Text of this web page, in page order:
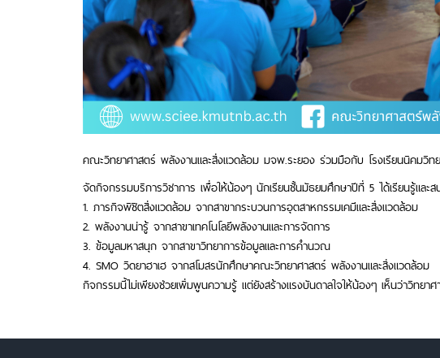
คณะวิทยาศาสตร์ พลังงานและสิ่งแวดล้อม มจพ.ระยอง ร่วมมือกับ โรงเรียนนิคมวิ
จัดกิจกรรมบริการวิชาการ เพื่อให้น้องๆ นักเรียนชั้นมัธยมศึกษาปีที่ 5 ได้เรียนรู้แล
1. ภารกิจพิชิตสิ่งแวดล้อม จากสาขากระบวนการอุตสาหกรรมเคมีและสิ่งแวดล้อม
2. พลังงานน่ารู้ จากสาขาเทคโนโลยีพลังงานและการจัดการ
3. ข้อมูลมหาสนุก จากสาขาวิทยาการข้อมูลและการคำนวณ
4. SMO วิดยาฮาเฮ จากสโมสรนักศึกษาคณะวิทยาศาสตร์ พลังงานและสิ่งแวดล้อม
กิจกรรมนี้ไม่เพียงช่วยเพิ่มพูนความรู้ แต่ยังสร้างแรงบันดาลใจให้น้องๆ เห็นว่าวิทยาศ